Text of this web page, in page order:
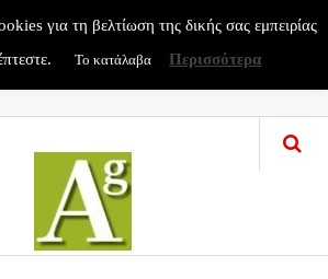
για τη βελτίωση της δικής σας εμπειρίας
Το κατάλαβα Περισσότερα